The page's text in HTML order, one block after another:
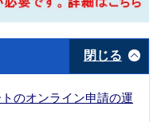
ンク
閉じる
のオンライン申請の運